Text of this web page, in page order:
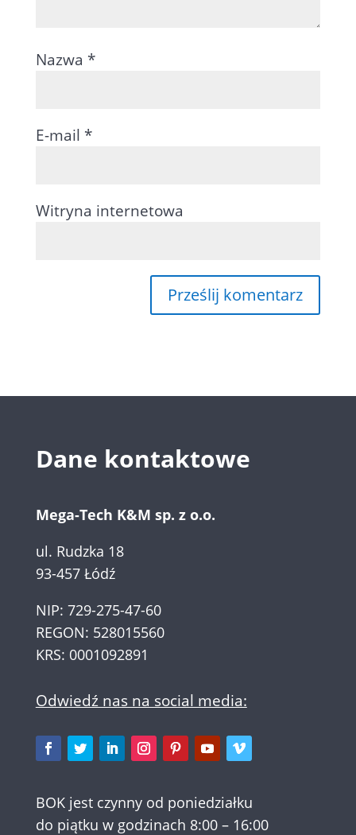
Nazwa *
E-mail *
Witryna internetowa
Dane kontaktowe
Mega-Tech K&M sp. z o.o.
ul. Rudzka 18
93-457 Łódź
NIP: 729-275-47-60
REGON: 528015560
KRS: 0001092891
Odwiedź nas na social media:
BOK jest czynny od poniedziałku
do piątku w godzinach 8:00 – 16:00